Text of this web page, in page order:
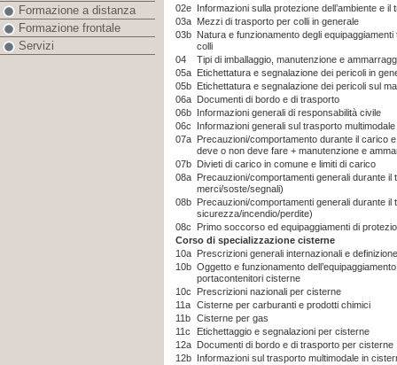
02e Informazioni sulla protezione dell’ambiente e il
03a Mezzi di trasporto per colli in generale
03b Natura e funzionamento degli
colli
04
Tipi di imballaggio, manutenzione e
05a Etichettatura e segnalazione dei pericoli in
05b Etichettatura e segnalazione dei pericoli sul
06a Documenti di bordo e di trasporto
06b Informazioni generali di responsabilità civile
06c
Informazioni generali sul trasporto multimodale
07a Precauzioni/comportamento durante il carico
deve o non deve fare + manutenzione e
07b Divieti di carico in comune e limiti di carico
08a Precauzioni/comportamenti generali durante
merci/soste/segnali)
08b Precauzioni/comportamenti generali durante il
sicurezza/incendio/perdite)
08c
Primo soccorso ed equipaggiamenti di
Corso di specializzazione cisterne
10a Prescrizioni generali internazionali e
10b Oggetto e funzionamento
portacontenitori cisterne
10c
Prescrizioni nazionali per cisterne
11a Cisterne per carburanti e prodotti chimici
11b Cisterne per gas
11c
Etichettaggio e segnalazioni per cisterne
12a Documenti di bordo e di trasporto per cisterne
12b Informazioni sul trasporto multimodale in
Formazione a distanza
Formazione frontale
Servizi